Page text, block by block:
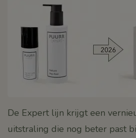
De Expert lijn krijgt een
uitstraling die nog beter past